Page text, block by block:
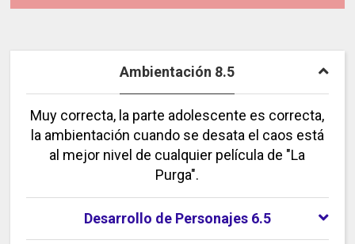
Ambientación 8.5
Muy correcta, la parte adolescente es correcta,
la ambientación cuando se desata el caos está
al mejor nivel de cualquier película de "La
Purga".
Desarrollo de Personajes 6.5